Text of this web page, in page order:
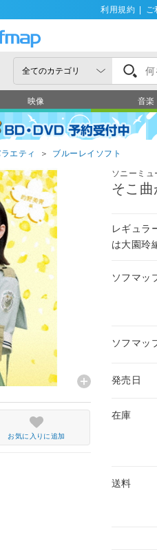
利用規約 ご
映像 音楽
エティ ＞ ブルーレイソフト
ソニーミ
そこ
レギュラ
は大園玲
ソフマッ
ソフマッ
発売日
在庫
送料
お気に入りに追加